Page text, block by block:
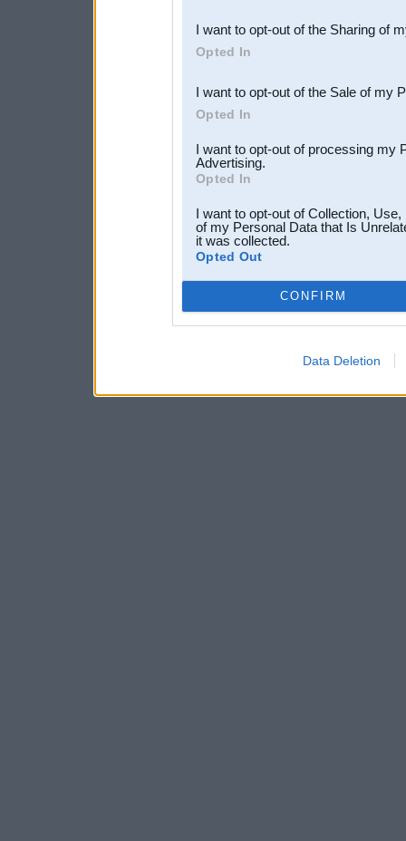
Downstream Participants
third parties.
I want to opt-out of the Sharing of
Opted In
I want to opt-out of the Sale of my
Opted In
I want to opt-out of processing my
Advertising.
Opted In
I want to opt-out of Collection,
of my Personal Data that Is
it was collected.
Opted Out
CONFIRM
Data Deletion